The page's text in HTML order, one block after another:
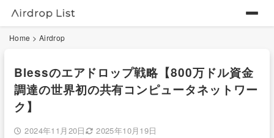
Home > Airdrop
Blessのエアドロップ戦略【800万ドル資金
調達の世界初の共有コンピュータネットワー
ク】
2024年11月20日 2025年10月19日